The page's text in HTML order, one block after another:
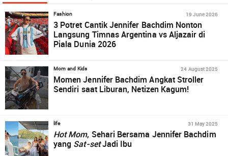
Fashion 19 June 2026
3 Potret Cantik Jennifer Bachdim Nonton
Langsung Timnas Argentina vs Aljazair di
Piala Dunia 2026
Mom and Kids 24 August 2025
Momen Jennifer Bachdim Angkat Stroller
Sendiri saat Liburan, Netizen Kagum!
life 31 May 2025
Hot Mom, Sehari Bersama Jennifer Bachdim
yang Sat-setJadi Ibu